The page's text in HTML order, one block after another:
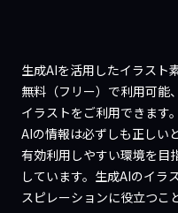
生成AIを活用したイラスト
無料（フリー）で利用可能
イラストをご利用できます。
AIの情報は必ずしも正しい
有効利用しやすい環境を目
しています。生成AIのイラ
スピレーションに役立つこ